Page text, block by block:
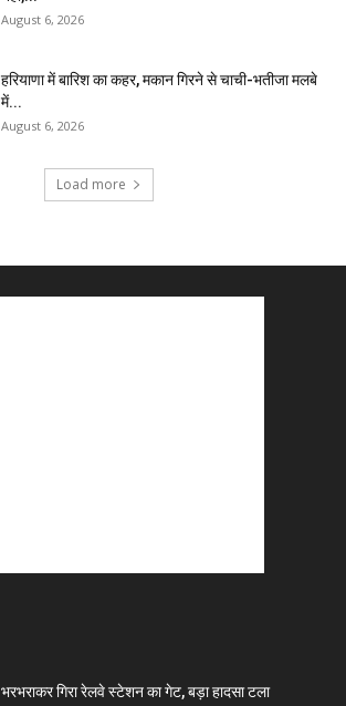
August 6, 2026
हरियाणा में बारिश का कहर, मकान गिरने से चाची-भतीजा मलबे
में...
August 6, 2026
Load more
भरभराकर गिरा रेलवे स्टेशन का गेट, बड़ा हादसा टला